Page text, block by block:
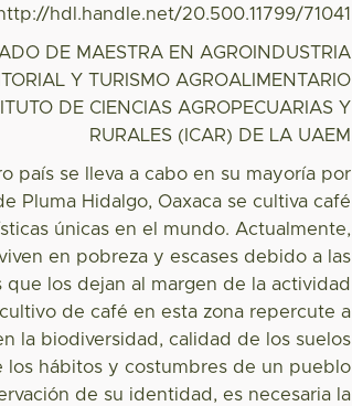
hdl.handle.net/20.500.11799/71041
DE MAESTRA EN AGROINDUSTRIA
Y TURISMO AGROALIMENTARIO
DE CIENCIAS AGROPECUARIAS Y
RURALES (ICAR) DE LA UAEM
país se lleva a cabo en su mayoría por
Pluma Hidalgo, Oaxaca se cultiva café
únicas en el mundo. Actualmente,
en pobreza y escases debido a las
los dejan al margen de la actividad
de café en esta zona repercute a
la biodiversidad, calidad de los suelos
los hábitos y costumbres de un pueblo
de su identidad, es necesaria la